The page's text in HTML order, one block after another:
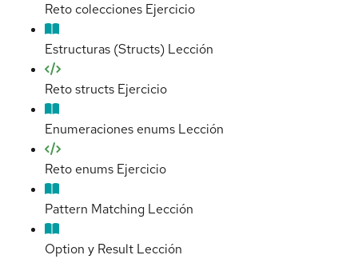
Reto colecciones Ejercicio
Estructuras (Structs) Lección
Reto structs Ejercicio
Enumeraciones enums Lección
Reto enums Ejercicio
Pattern Matching Lección
Option y Result Lección